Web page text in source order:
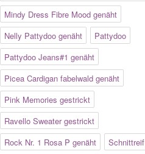
Mindy Dress Fibre Mood genäht
Nelly Pattydoo genäht
Pattydoo
Pattydoo Jeans#1 genäht
Picea Cardigan fabelwald genäht
Pink Memories gestrickt
Ravello Sweater gestrickt
Rock Nr. 1 Rosa P genäht
Schnittreif